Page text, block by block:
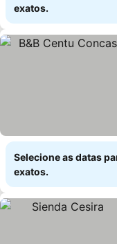
exatos.
Selecione as datas
exatos.